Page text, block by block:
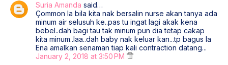
Suria Amanda said…
Çommon la bila kita nak bersalin nurse akan tanya ada
minum air selusuh ke..pas tu ingat lagi akak kena
bebel..dah bagi tau tak minum pun dia tetap cakap
kita minum..laa..dah baby nak keluar kan...tp bagus la
Ena amalkan senaman tiap kali contraction datang...
January 2, 2018 at 3:50 PM